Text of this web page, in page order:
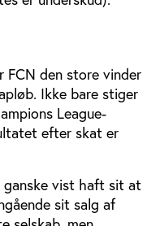
FCN den store vinder
Ikke bare stiger
League-
efter skat er
ganske vist haft sit at
sit salg af